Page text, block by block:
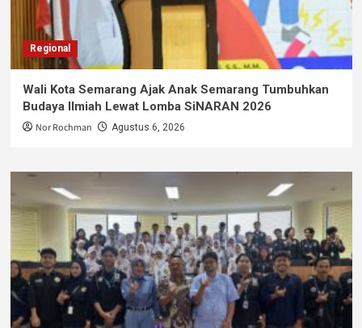
Regional
Wali Kota Semarang Ajak Anak Semarang Tumbuhkan
Budaya Ilmiah Lewat Lomba SiNARAN 2026
Nor Rochman Agustus 6, 2026